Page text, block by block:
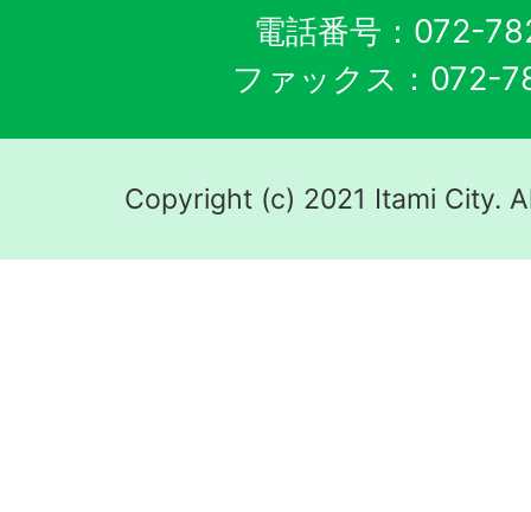
電話番号：072-
ファックス：072-
Copyright (c) 2021 Itami City.